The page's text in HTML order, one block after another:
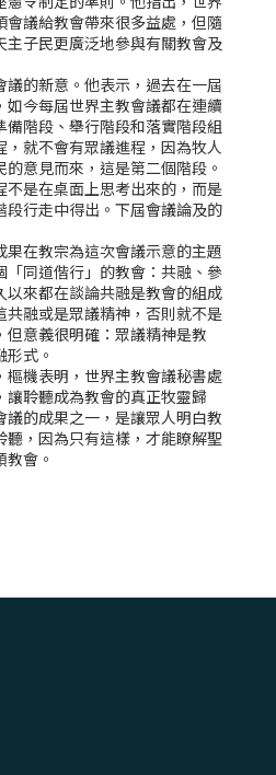
會議給教會帶來很多益處，但隨
主子民更廣泛地參與有關教會及
的新意。他表示，過去在一屆
如今每屆世界主教會議都在連續
階段、舉行階段和落實階段組
就不會有眾議進程，因為牧人
意見而來，這是第二個階段。
不是在桌面上思考出來的，而是
段行走中得出。下屆會議論及的
在教宗為這次會議示意的主題
「同道偕行」的教會：共融、參
以來都在談論共融是教會的組成
共融或是眾議精神，否則就不是
意義很明確：眾議精神是教
式。
機表明，世界主教會議秘書處
讓聆聽成為教會的真正牧靈歸
的成果之一，是讓眾人明白教
，因為只有這樣，才能瞭解聖
會。